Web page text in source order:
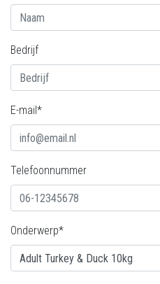
Bedrijf
E-mail*
Telefoonnummer
Onderwerp*